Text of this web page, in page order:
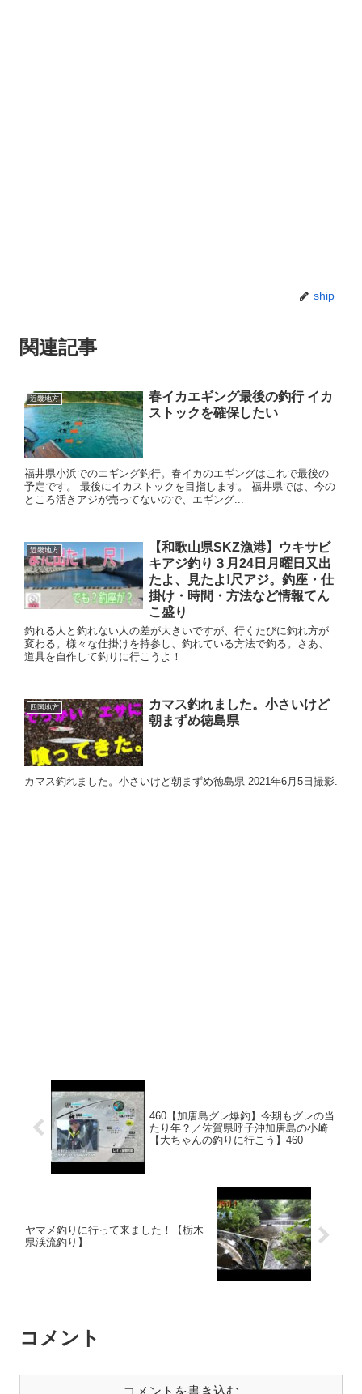
ship
関連記事
近畿地方
春イカエギング最後の釣行 イカ
ストックを確保したい
福井県小浜でのエギング釣行。春イカのエギングはこれで最後の
予定です。 最後にイカストックを目指します。 福井県では、今の
ところ活きアジが売ってないので、エギング...
近畿地方
【和歌山県SKZ漁港】ウキサビ
キアジ釣り３月24日月曜日又出
たよ、見たよ!尺アジ。釣座・仕
掛け・時間・方法など情報てん
こ盛り
釣れる人と釣れない人の差が大きいですが、行くたびに釣れ方が
変わる。様々な仕掛けを持参し、釣れている方法で釣る。さあ、
道具を自作して釣りに行こうよ！
四国地方
カマス釣れました。小さいけど
朝まずめ徳島県
カマス釣れました。小さいけど朝まずめ徳島県 2021年6月5日撮影.
460【加唐島グレ爆釣】今期もグレの当
たり年？／佐賀県呼子沖加唐島の小崎
【大ちゃんの釣りに行こう】460
ヤマメ釣りに行って来ました！【栃木
県渓流釣り】
コメント
コメントを書き込む